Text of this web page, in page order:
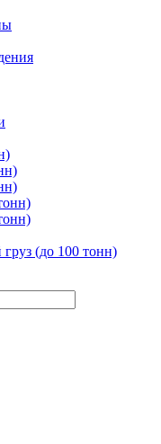
(до 100 тонн)